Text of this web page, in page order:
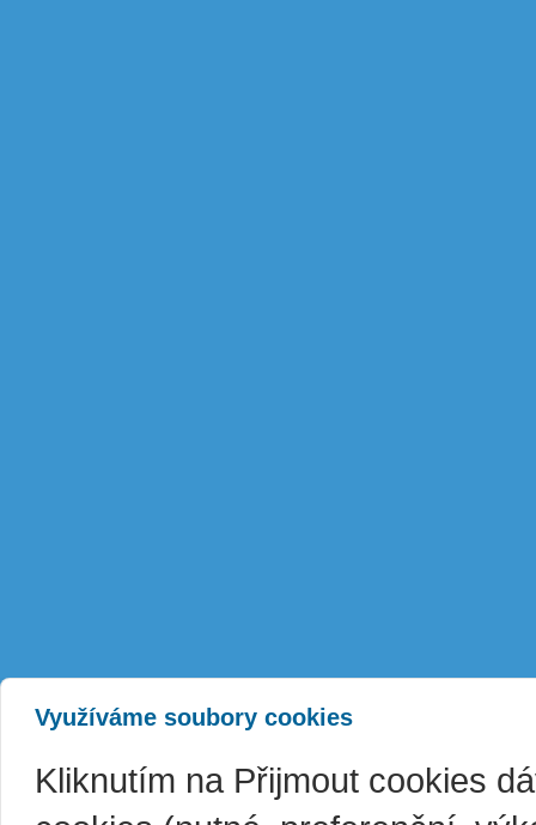
Využíváme soubory cookies
Kliknutím na Přijmout cookies